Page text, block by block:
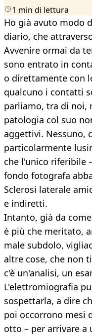
1 min di lettura
Ho già avuto modo
diario, che
Avvenire ormai da
sono entrato in
o direttamente con
qualcuno i contatti
parliamo, tra di noi,
patologia col suo
aggettivi. Nessuno,
particolarmente
che l'unico riferibile
fondo fotografa
Sclerosi laterale
e indiretti.
Intanto, già da
è più che meritato,
male subdolo,
altre cose, che non
c'è un'analisi, un
L'elettromiografia
sospettarla, a dire
poi occorrono mesi
otto – per arrivare a